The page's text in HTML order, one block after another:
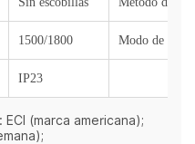
1500/1800 Modo de
IP23
(marca americana);